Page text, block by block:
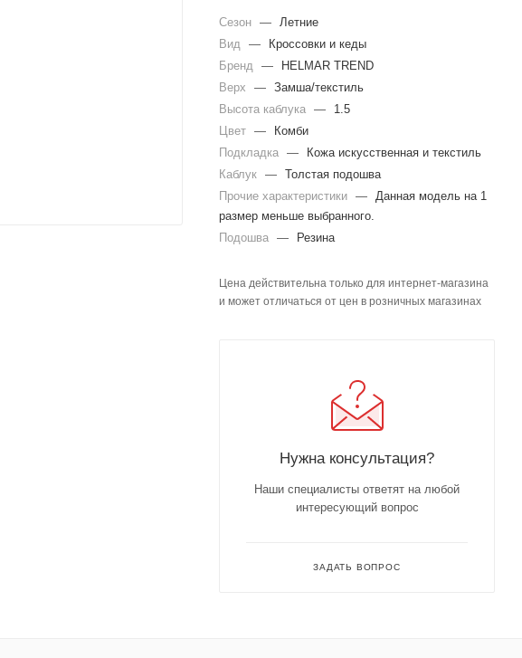
Сезон — Летние
Вид —
Кроссовки и кеды
Бренд —
HELMAR TREND
Верх
— Замша/текстиль
Высота каблука —
1.5
Цвет —
Комби
Подкладка —
Кожа искусственная и текстиль
Каблук — Толстая подошва
Прочие характеристики — Данная модель на 1
размер меньше выбранного.
Подошва — Резина
Цена действительна только для интернет-магазина
и может отличаться от цен в розничных магазинах
Нужна консультация?
Наши специалисты ответят на любой
интересующий вопрос
ЗАДАТЬ ВОПРОС